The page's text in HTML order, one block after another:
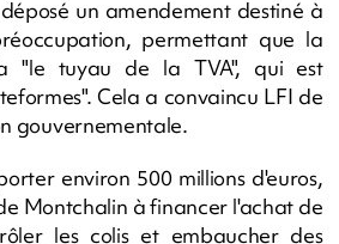
un amendement destiné à
permettant que la
"le tuyau de la TVA", qui est
Cela a convaincu LFI de
gouvernementale.
environ 500 millions d'euros,
Montchalin à financer l'achat de
les colis et embaucher des